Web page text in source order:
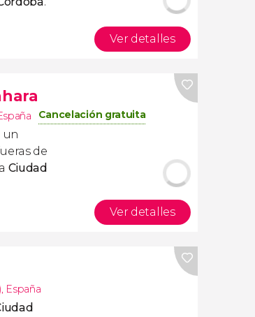
Ver detalles
Cancelación gratuita
un
de
Ciudad
Ver detalles
, España